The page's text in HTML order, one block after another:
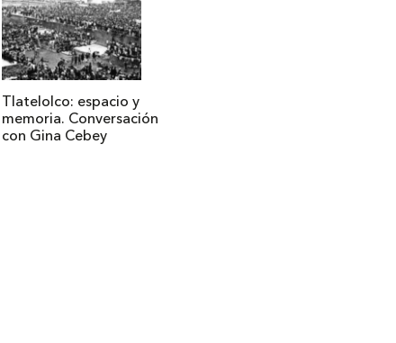
Tlatelolco: espacio y
memoria. Conversación
con Gina Cebey